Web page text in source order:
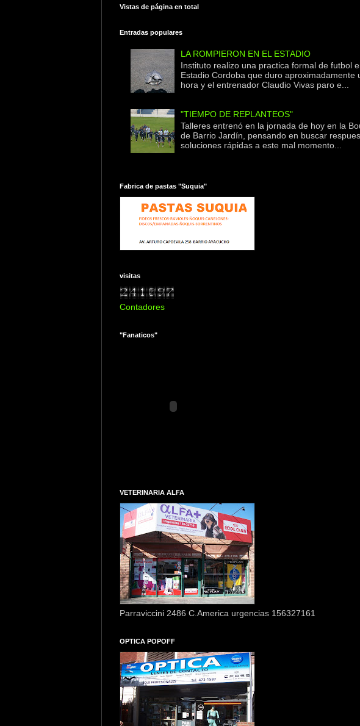
Vistas de página en total
Entradas populares
LA ROMPIERON EN EL ESTADIO
Instituto realizo una practica formal de futbol
Estadio Cordoba que duro aproximadamente
hora y el entrenador Claudio Vivas paro e...
"TIEMPO DE REPLANTEOS"
Talleres entrenó en la jornada de hoy en la
de Barrio Jardín, pensando en buscar
soluciones rápidas a este mal momento...
Fabrica de pastas "Suquia"
visitas
Contadores
"Fanaticos"
VETERINARIA ALFA
Parraviccini 2486 C.America urgencias 156327161
OPTICA POPOFF